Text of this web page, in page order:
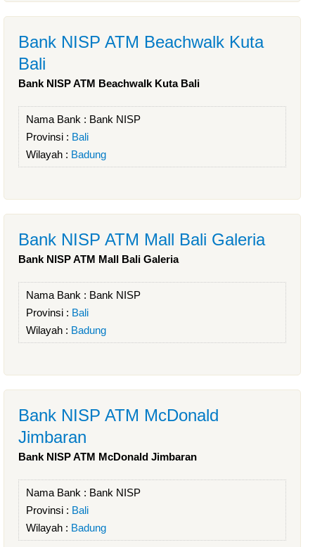
Bank NISP ATM Beachwalk Kuta
Bali
Bank NISP ATM Beachwalk Kuta Bali
Nama Bank : Bank NISP
Provinsi : Bali
Wilayah : Badung
Bank NISP ATM Mall Bali Galeria
Bank NISP ATM Mall Bali Galeria
Nama Bank : Bank NISP
Provinsi : Bali
Wilayah : Badung
Bank NISP ATM McDonald
Jimbaran
Bank NISP ATM McDonald Jimbaran
Nama Bank : Bank NISP
Provinsi : Bali
Wilayah : Badung